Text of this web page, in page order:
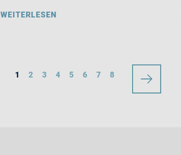
WEITERLESEN
1 2 3 4 5 6 7 8